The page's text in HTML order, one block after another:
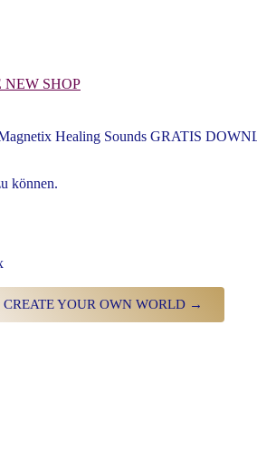
NEW SHOP
Healing Sounds GRATIS
können.
CREATE YOUR OWN WORLD →